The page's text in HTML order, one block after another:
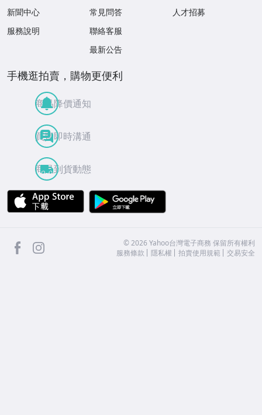
新聞中心
服務說明
常見問答
聯絡客服
最新公告
人才招募
手機逛拍賣，購物更便利
商品降價通知
買賣即時溝通
商品到貨動態
APP Store
facebook ©2026 Yahoo台灣電子商務 保留所有權利
服務條款
隱私權 拍賣使用規範 交易安全